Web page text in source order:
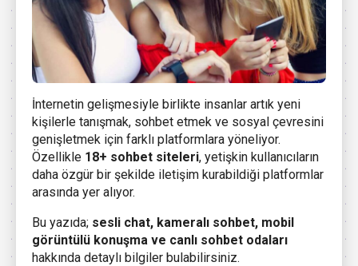
İnternetin gelişmesiyle birlikte insanlar artık yeni
kişilerle tanışmak, sohbet etmek ve sosyal çevresini
genişletmek için farklı platformlara yöneliyor.
Özellikle 18+ sohbet siteleri, yetişkin kullanıcıların
daha özgür bir şekilde iletişim kurabildiği platformlar
arasında yer alıyor.
Bu yazıda; sesli chat, kameralı sohbet, mobil
görüntülü konuşma ve canlı sohbet odaları
hakkında detaylı bilgiler bulabilirsiniz.